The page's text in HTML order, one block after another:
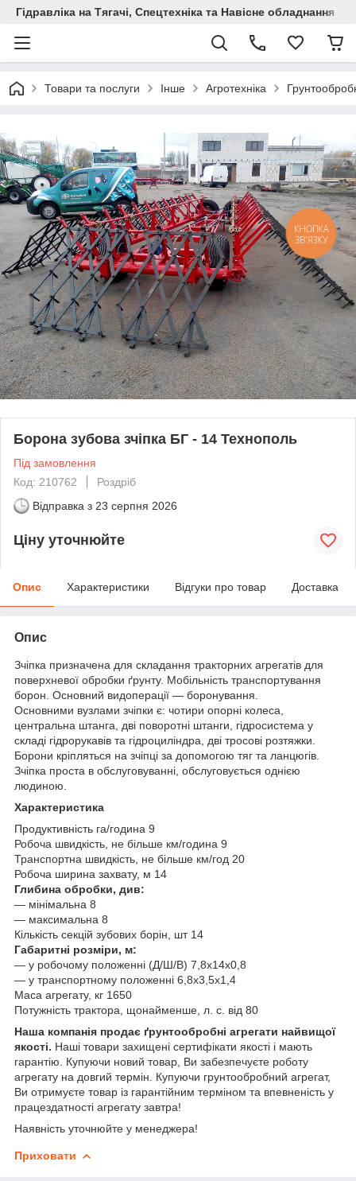
Гідравліка на Тягачі, Спецтехніка та Навісне обладнання
Товари та послуги Інше Агротехніка
Борона зубова зчіпка БГ - 14 Технополь
Під замовлення
Код: 210762
Роздріб
Відправка з 23 серпня 2026
Ціну уточнюйте
Опис Характеристики Відгуки про товар Доставка
Опис
Зчіпка призначена для складання тракторних агрегатів для
поверхневої обробки ґрунту. Мобільність транспортування
борон. Основний видоперації ― боронування.
Основними вузлами зчіпки є: чотири опорні колеса,
центральна штанга, дві поворотні штанги, гідросистема у
складі гідрорукавів та гідроциліндра, дві тросові розтяжки.
Борони кріпляться на зчіпці за допомогою тяг та ланцюгів.
Зчіпка проста в обслуговуванні, обслуговується однією
людиною.
Характеристика
Продуктивність га/година 9
Робоча швидкість, не більше км/година 9
Транспортна швидкість, не більше км/год 20
Робоча ширина захвату, м 14
Глибина обробки, див:
― мінімальна 8
― максимальна 8
Кількість секцій зубових борін, шт 14
Габаритні розміри, м:
― у робочому положенні (Д/Ш/В) 7,8х14х0,8
― у транспортному положенні 6,8х3,5х1,4
Маса агрегату, кг 1650
Потужність трактора, щонайменше, л. с. від 80
Наша компанія продає ґрунтообробні агрегати найвищої
якості. Наші товари захищені сертифікати якості і мають
гарантію. Купуючи новий товар, Ви забезпечуєте роботу
агрегату на довгий термін. Купуючи грунтообробний агрегат,
Ви отримуєте товар із гарантійним терміном та впевненість у
працездатності агрегату завтра!
Наявність уточнюйте у менеджера!
Приховати
КНОПКА
ЗВ'ЯЗКУ